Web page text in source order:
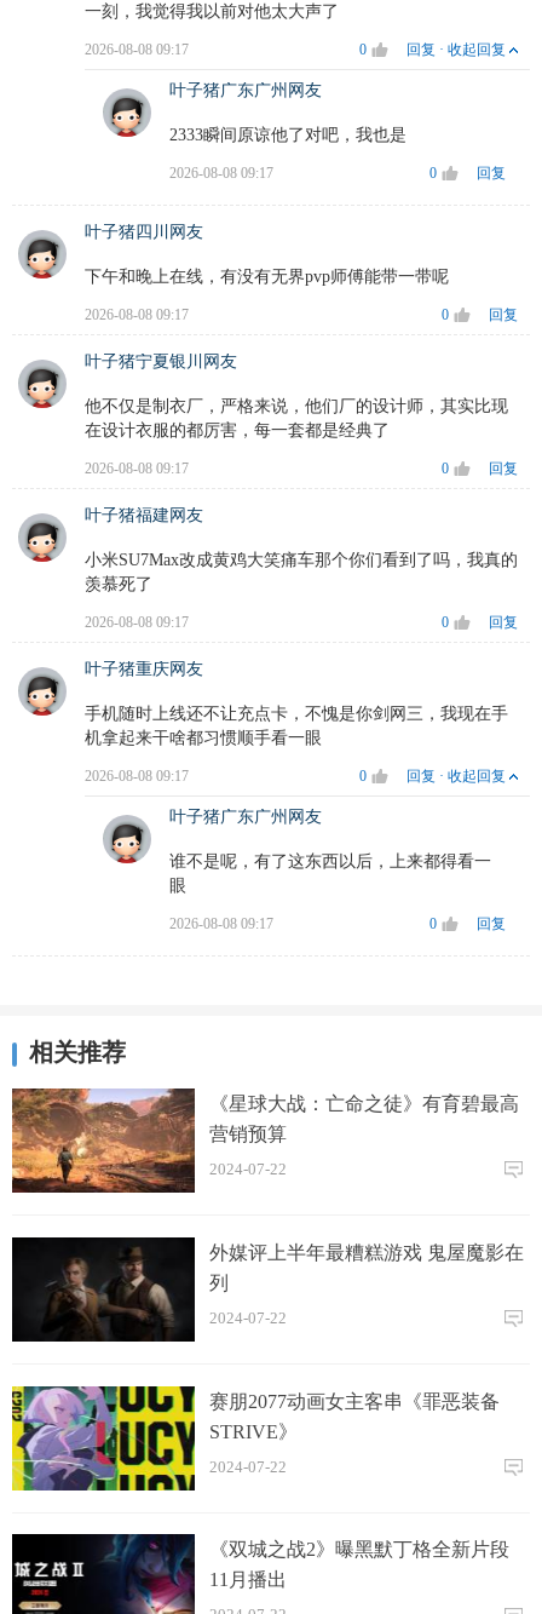
一刻，我觉得我以前对他太大声了
2026-08-08 09:17 0 回复 · 收起回复
叶子猪广东广州网友
2333瞬间原谅他了对吧，我也是
2026-08-08 09:17 0 回复
叶子猪四川网友
下午和晚上在线，有没有无界pvp师傅能带一带呢
2026-08-08 09:17 0 回复
叶子猪宁夏银川网友
他不仅是制衣厂，严格来说，他们厂的设计师，其实比现
在设计衣服的都厉害，每一套都是经典了​
2026-08-08 09:17 0 回复
叶子猪福建网友
小米SU7Max改成黄鸡大笑痛车那个你们看到了吗，我真的
羡慕死了
2026-08-08 09:17 0 回复
叶子猪重庆网友
手机随时上线还不让充点卡，不愧是你剑网三，我现在手
机拿起来干啥都习惯顺手看一眼
2026-08-08 09:17 0 回复 · 收起回复
叶子猪广东广州网友
谁不是呢，有了这东西以后，上来都得看一
眼
2026-08-08 09:17 0 回复
相关推荐
《星球大战：亡命之徒》有育碧最高
营销预算
2024-07-22
外媒评上半年最糟糕游戏 鬼屋魔影在
列
2024-07-22
赛朋2077动画女主客串《罪恶装备
STRIVE》
2024-07-22
《双城之战2》曝黑默丁格全新片段
11月播出